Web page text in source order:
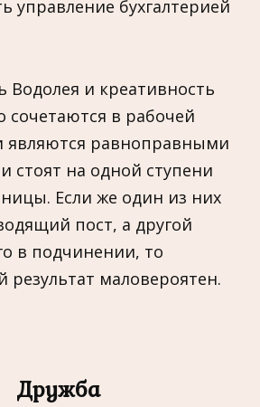
управление бухгалтерией
Водолея и креативность
сочетаются в рабочей
являются равноправными
стоят на одной ступени
Если же один из них
пост, а другой
в подчинении, то
маловероятен.
Дружба